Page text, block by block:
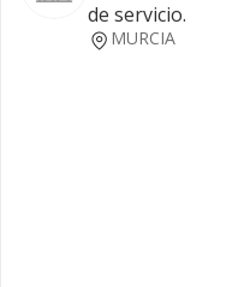
de servicio.
MURCIA